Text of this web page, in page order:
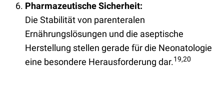
Pharmazeutische Sicherheit:
Die Stabilität von parenteralen
Ernährungslösungen und die aseptische
Herstellung stellen gerade für die Neonatologie
eine besondere Herausforderung dar.19,20